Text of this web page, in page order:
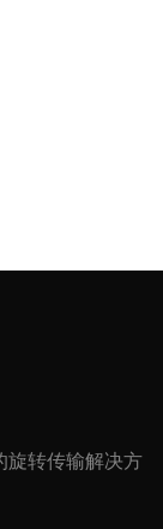
旋转传输解决方